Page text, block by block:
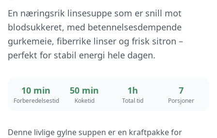
En næringsrik linsesuppe som er snill mot
blodsukkeret, med betennelsesdempende
gurkemeie, fiberrike linser og frisk sitron –
perfekt for stabil energi hele dagen.
10 min
Forberedelsestid
50 min
Koketid
1h
Total tid
7
Porsjoner
Denne livlige gylne suppen er en kraftpakke for